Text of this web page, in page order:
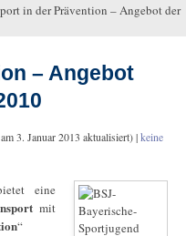
in der Prävention – Angebot der
– Angebot
3. Januar 2013 aktualisiert) |keine
eine
mit
“